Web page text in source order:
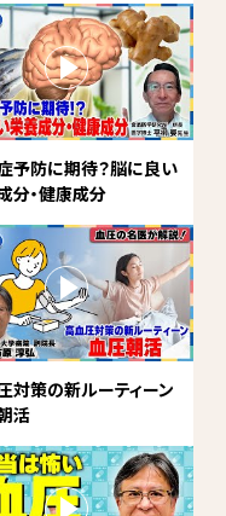
予防に期待？脳に良い
分・健康成分
対策の新ルーティーン
活